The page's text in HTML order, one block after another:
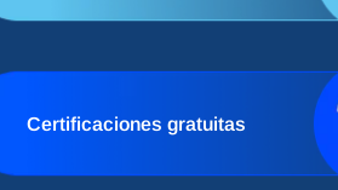
Certificaciones gratuitas